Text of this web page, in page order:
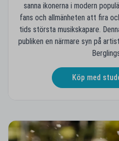
sanna ikonerna i modern
fans och allmänheten att fira
tids största musikskapare.
publiken en närmare syn på
Köp med